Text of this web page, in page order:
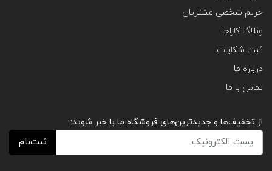
حریم شخصی مشتریان
وبلاگ کاراجا
ثبت شکایات
درباره ما
تماس با ما
از تخفیف‌ها و جدیدترین‌های فروشگاه ما با خبر شوید:
ثبت‌نام